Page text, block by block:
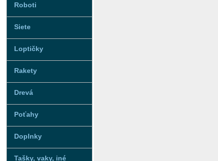
Roboti
Siete
Loptičky
Rakety
Drevá
Poťahy
Doplnky
Tašky, vaky, iné